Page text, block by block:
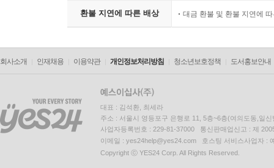
환불 지연에 따른 배상 대금 환불 및 환불 지연에
회사소개 인재채용 이용약관 개인정보처리방침 청소년보호정책 도서홍보안내
대표 : 김석환, 최세라
주소 : 서울시 영등포구 은행로 11, 5층~6층(여의도동,일신
사업자등록번호 : 229-81-37000 통신판매업신고 : 제
이메일 : yes24help@yes24.com 호스팅 서비스사업자 :
Copyright ⓒ YES24 Corp. All Rights Reserved.